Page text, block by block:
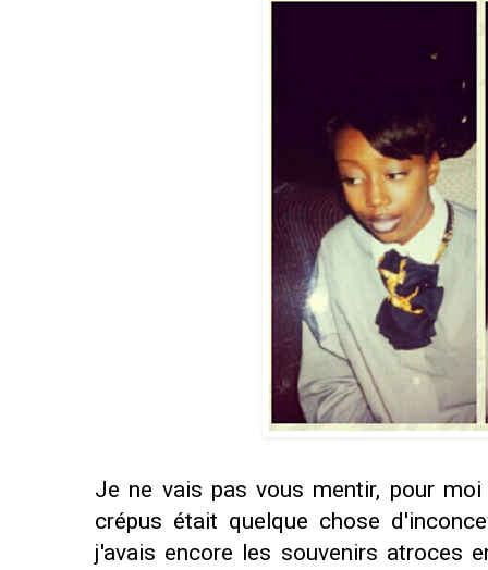
Je ne vais pas vous mentir, pour
crépus était quelque chose
j'avais encore les souvenirs atroces